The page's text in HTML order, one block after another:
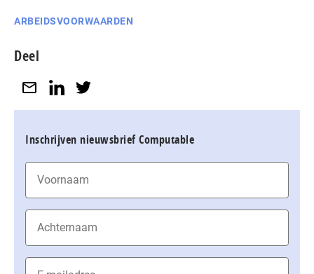
ARBEIDSVOORWAARDEN
Deel
Inschrijven nieuwsbrief Computable